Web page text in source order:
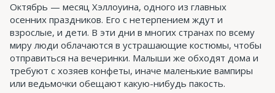
Октябрь — месяц Хэллоуина, одного из главных
осенних праздников. Его с нетерпением ждут и
взрослые, и дети. В эти дни в многих странах по всему
миру люди облачаются в устрашающие костюмы, чтобы
отправиться на вечеринки. Малыши же обходят дома и
требуют с хозяев конфеты, иначе маленькие вампиры
или ведьмочки обещают какую-нибудь пакость.